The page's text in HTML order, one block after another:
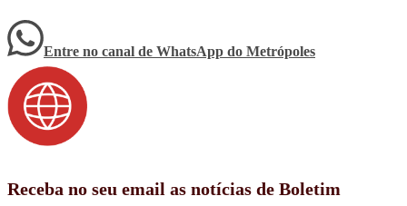
Entre no canal de WhatsApp do Metrópoles
Receba no seu email as notícias de Boletim